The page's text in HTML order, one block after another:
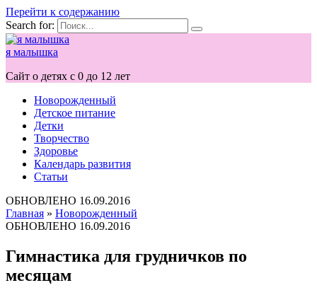
Перейти к содержанию
Search for:
я малышка
Сайт о детях с 0 до 12 лет
Новорожденный
Детское питание
Детки
Творчество
Здоровье
Календарь развития
Статьи
ОБНОВЛЕНО 16.09.2016
Главная » Новорожденный
ОБНОВЛЕНО 16.09.2016
Гимнастика для грудничков по
месяцам